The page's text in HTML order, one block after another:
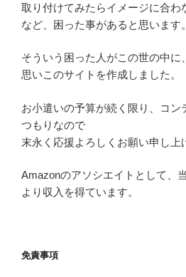
取り付けてみたらイメージに合わ
など、困った事があると思います。
そういう困った人がこの世の中に
思いこのサイトを作成しました。
お小遣いの予算が続く限り、コン
つもりなので
末永く応援よろしくお願い申し上
Amazonのアソシエイトとして、
より収入を得ています。
免責事項